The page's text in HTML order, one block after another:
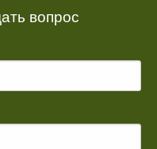
вопрос